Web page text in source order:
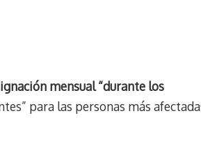
mensual “durante los
para las personas más